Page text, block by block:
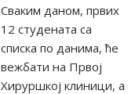
Сваким даном, првих
12 студената са
списка по данима, ће
вежбати на Првој
Хируршкој клиници, а